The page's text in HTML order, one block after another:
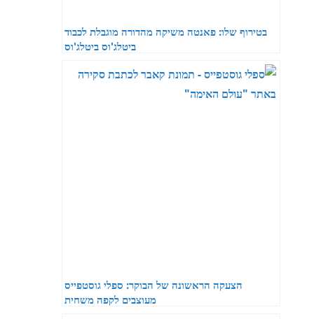
בטירוף שלו: פאנטה משיקה מהדורה מוגבלת לכבוד
ביטלג'וס ביטלג'וס
הצעקה הראשונה של הבוקר: ספלי גוסטפייס
מעוצבים לקפה משחית